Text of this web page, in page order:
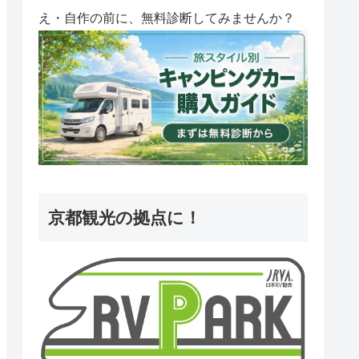
え・自作の前に、無料診断してみませんか？
京都観光の拠点に！